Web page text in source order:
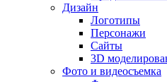
Дизайн
Логотипы
Персонажи
Сайты
3D
Фото и видеосъемка